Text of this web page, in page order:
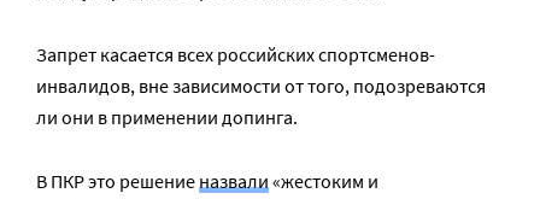
Запрет касается всех российских спортсменов-
инвалидов, вне зависимости от того, подозреваются
ли они в применении допинга.
В ПКР это решениеназвали«жестоким и